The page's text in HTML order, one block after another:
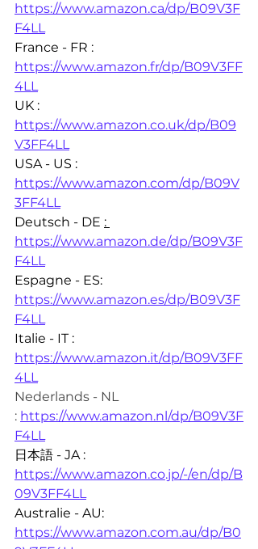
https://www.amazon.ca/dp/B09V3F
F4LL
France - FR :
https://www.amazon.fr/dp/B09V3FF
4LL
UK :
https://www.amazon.co.uk/dp/B09
V3FF4LL
USA - US :
https://www.amazon.com/dp/B09V
3FF4LL
Deutsch - DE :
https://www.amazon.de/dp/B09V3F
F4LL
Espagne - ES:
https://www.amazon.es/dp/B09V3F
F4LL
Italie - IT :
https://www.amazon.it/dp/B09V3FF
4LL
Nederlands - NL
: https://www.amazon.nl/dp/B09V3F
F4LL
日本語 - JA :
https://www.amazon.co.jp/-/en/dp/B
09V3FF4LL
Australie - AU:
https://www.amazon.com.au/dp/B0